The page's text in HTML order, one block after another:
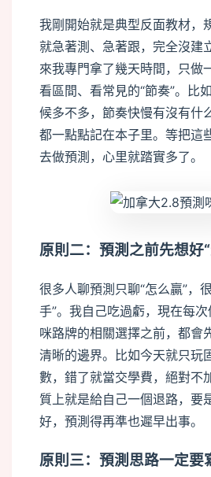
我剛開始就是典型反面教材，
就急著測、急著跟，完全沒建
來我專門拿了幾天時間，只做
看區間、看常見的“節奏”。比
候多不多，節奏快慢有沒有什
都一點點記在本子里。等把這
去做預測，心里就踏實多了。
原則二：預測之前先想好
很多人聊預測只聊“怎么贏”，
手”。我自己吃過虧，現在每
咪路牌的相關選擇之前，都會
清晰的邊界。比如今天就只玩
數，錯了就當交學費，絕對不
質上就是給自己一個退路，要
好，預測得再準也遲早出事。
原則三：預測思路一定要